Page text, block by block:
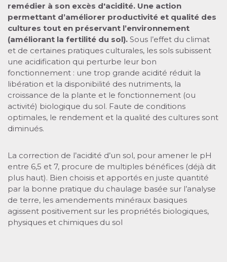
remédier à son excès d'acidité. Une action
permettant d’améliorer productivité et qualité des
cultures tout en préservant l’environnement
(améliorant la fertilité du sol). Sous l’effet du climat
et de certaines pratiques culturales, les sols subissent
une acidification qui perturbe leur bon
fonctionnement : une trop grande acidité réduit la
libération et la disponibilité des nutriments, la
croissance de la plante et le fonctionnement (ou
activité) biologique du sol. Faute de conditions
optimales, le rendement et la qualité des cultures sont
diminués.
La correction de l’acidité d’un sol, pour amener le pH
entre 6,5 et 7, procure de multiples bénéfices (déjà dit
plus haut). Bien choisis et apportés en juste quantité
par la bonne pratique du chaulage basée sur l’analyse
de terre, les amendements minéraux basiques
agissent positivement sur les propriétés biologiques,
physiques et chimiques du sol